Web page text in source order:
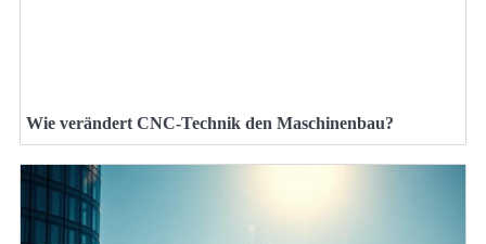
Wie verändert CNC-Technik den Maschinenbau?